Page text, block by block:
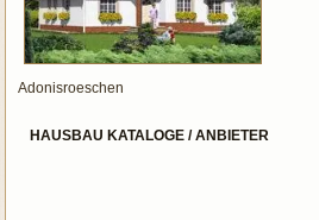
Adonisroeschen
HAUSBAU KATALOGE / ANBIETER